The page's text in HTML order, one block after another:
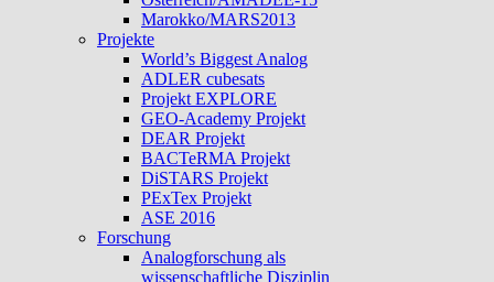
Marokko/MARS2013
Projekte
World’s Biggest Analog
ADLER cubesats
Projekt EXPLORE
GEO-Academy Projekt
DEAR Projekt
BACTeRMA Projekt
DiSTARS Projekt
PExTex Projekt
ASE 2016
Forschung
Analogforschung als
wissenschaftliche Disziplin